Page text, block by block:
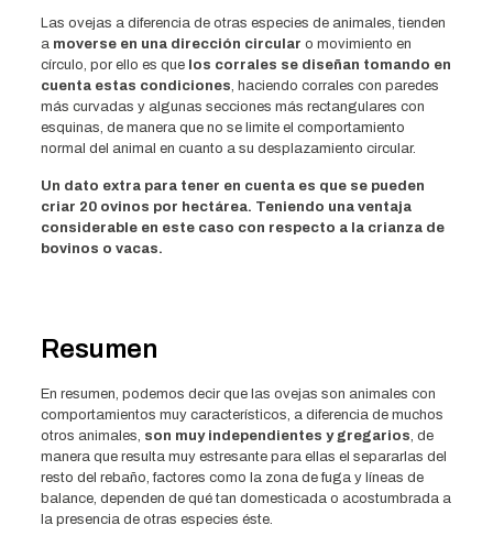
Las ovejas a diferencia de otras especies de animales, tienden
amoverse en una dirección circular o movimiento en
círculo, por ello es quelos corrales se diseñan tomando en
cuenta estas condiciones, haciendo corrales con paredes
más curvadas y algunas secciones más rectangulares con
esquinas, de manera que no se limite el comportamiento
normal del animal en cuanto a su desplazamiento circular.
Un dato extra para tener en cuenta es que se pueden
criar 20 ovinos por hectárea. Teniendo una ventaja
considerable en este caso con respecto a la crianza de
bovinos o vacas.
Resumen
En resumen, podemos decir que las ovejas son animales con
comportamientos muy característicos, a diferencia de muchos
otros animales, son muy independientes y gregarios, de
manera que resulta muy estresante para ellas el separarlas del
resto del rebaño, factores como la zona de fuga y líneas de
balance, dependen de qué tan domesticada o acostumbrada a
la presencia de otras especies éste.